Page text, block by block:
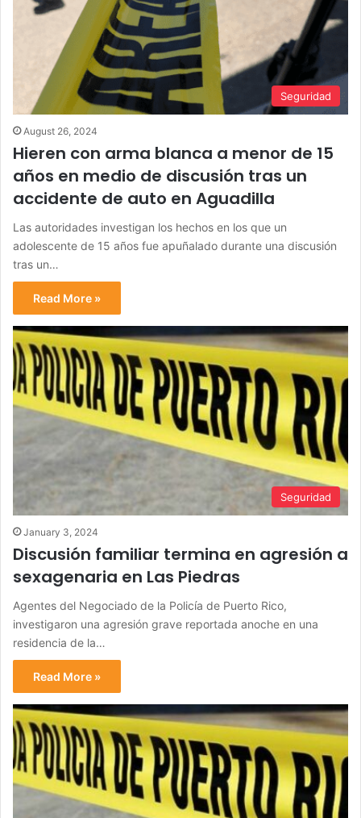
Seguridad
August 26, 2024
Hieren con arma blanca a menor de 15
años en medio de discusión tras un
accidente de auto en Aguadilla
Las autoridades investigan los hechos en los que un
adolescente de 15 años fue apuñalado durante una discusión
tras un…
Read More »
Seguridad
January 3, 2024
Discusión familiar termina en agresión a
sexagenaria en Las Piedras
Agentes del Negociado de la Policía de Puerto Rico,
investigaron una agresión grave reportada anoche en una
residencia de la…
Read More »